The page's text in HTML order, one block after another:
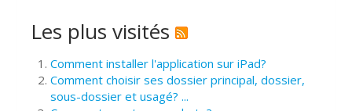
Les plus visités
Comment installer l'application sur iPad?
Comment choisir ses dossier principal, dossier,
sous-dossier et usagé? ...